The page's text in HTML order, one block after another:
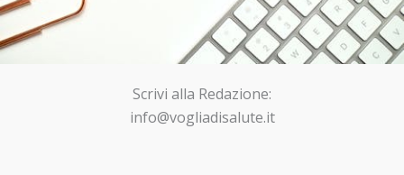
Scrivi alla Redazione:
info@vogliadisalute.it